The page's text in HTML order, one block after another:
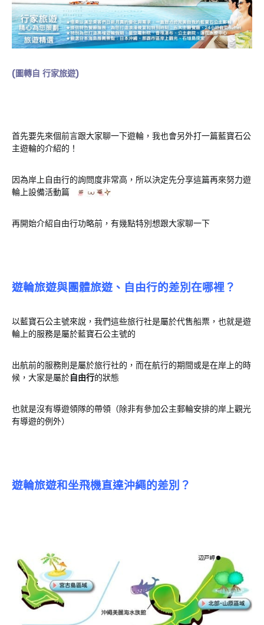
(圖轉自 行家旅遊)
首先要先來個前言跟大家聊一下遊輪，我也會另外打一篇藍寶石公
主遊輪的介紹的！
因為岸上自由行的詢問度非常高，所以決定先分享這篇再來努力遊
輪上設備活動篇
再開始介紹自由行功略前，有幾點特別想跟大家聊一下
遊輪旅遊與團體旅遊、自由行的差別在哪裡？
以藍寶石公主號來說，我們這些旅行社是屬於代售船票，也就是遊
輪上的服務是屬於藍寶石公主號的
出航前的服務則是屬於旅行社的，而在航行的期間或是在岸上的時
候，大家是屬於 自由行的狀態
也就是沒有導遊領隊的帶領（除非有參加公主郵輪安排的岸上觀光
有導遊的例外）
遊輪旅遊和坐飛機直達沖繩的差別？